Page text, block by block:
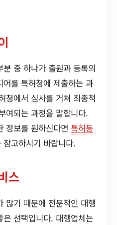
중 하나가 출원과 등록의
를 특허청에 제출하는 과
청에서 심사를 거쳐 최종적
여되는 과정을 말합니다.
정보를 원하신다면 특허등
참고하시기 바랍니다.
스
많기 때문에 전문적인 대행
선택입니다. 대행업체는